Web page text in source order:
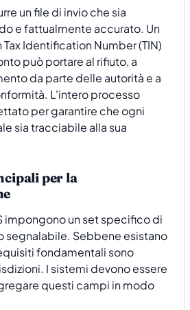
un file di invio che sia
e fattualmente accurato. Un
Tax Identification Number (TIN)
può portare al rifiuto, a
da parte delle autorità e a
L'intero processo
per garantire che ogni
sia tracciabile alla sua
per la
impongono un set specifico di
segnalabile. Sebbene esistano
fondamentali sono
I sistemi devono essere
questi campi in modo